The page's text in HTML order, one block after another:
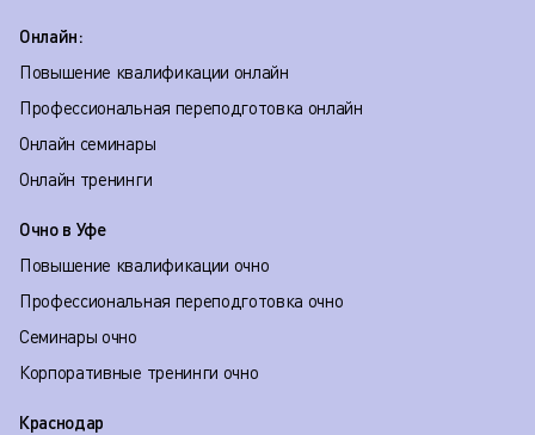
Онлайн:
Повышение квалификации онлайн
Профессиональная переподготовка онлайн
Онлайн семинары
Онлайн тренинги
Очно в Уфе
Повышение квалификации очно
Профессиональная переподготовка очно
Семинары очно
Корпоративные тренинги очно
Краснодар